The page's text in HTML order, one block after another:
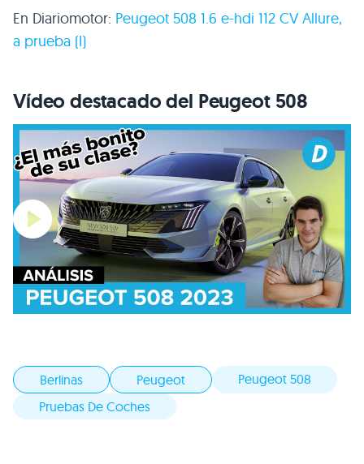
En Diariomotor: Peugeot 508 1.6 e-hdi 112 CVAllure,
a prueba (I)
Vídeo destacado del Peugeot 508
Berlinas Peugeot
Peugeot 508
Pruebas De Coches